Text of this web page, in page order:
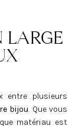
LARGE
entre plusieurs
bijou. Que vous
matériau est